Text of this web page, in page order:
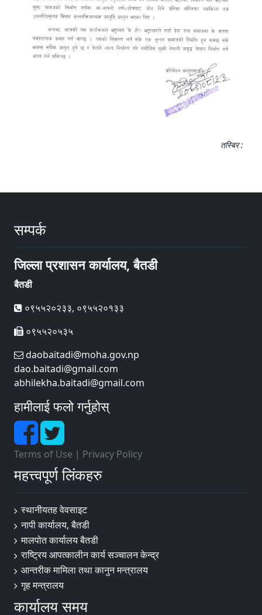
तस्बिर :
सम्पर्क
जिल्ला प्रशासन कार्यालय, बैतडी
बैतडी
०९५५२०२३३, ०९५५२०१३३
०९५५२०५३५
daobaitadi@moha.gov.np
dao.baitadi@gmail.com
abhilekha.baitadi@gmail.com
हामीलाई फलो गर्नुहोस्
Terms of Use | Privacy Policy
महत्त्वपूर्ण लिंकहरु
स्थानीयतह वेवसाइट
नापी कार्यालय, बैतडी
मालपोत कार्यालय बैतडी
राष्ट्रिय आपत्कालीन कार्य सञ्चालन केन्द्र
आन्तरीक मामिला तथा कानुन मन्त्रालय
गृह मन्त्रालय
कार्यालय समय